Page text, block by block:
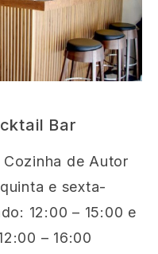
Bar
Cozinha de Autor
e sexta-
12:00 – 15:00 e
– 16:00